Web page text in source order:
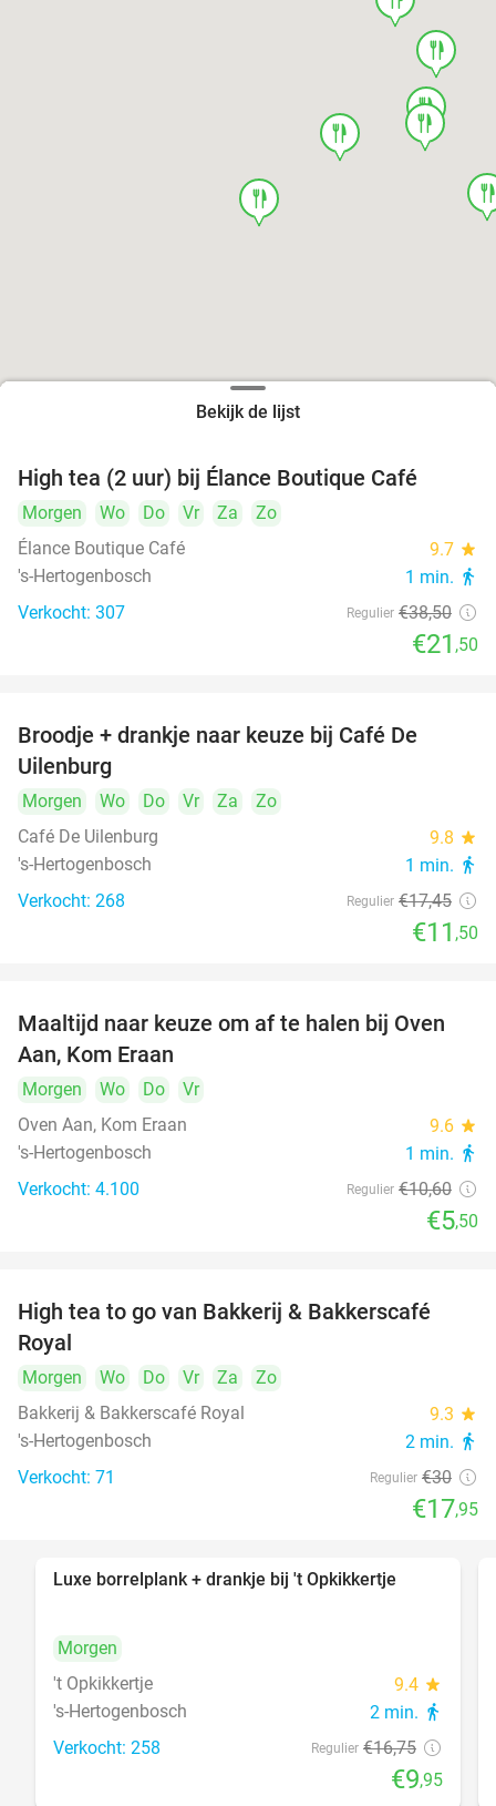
food
food
food
food
food
Bekijk de lijst
High tea (2 uur) bij Élance Boutique Café
Morgen Wo Do Vr Za
Zo
Élance Boutique Café
9.7 star
's-Hertogenbosch 1 min. directions_walk
Verkocht: 307 Regulier €38,50
€21 ,50
Broodje + drankje naar keuze bij Café De
Uilenburg
Morgen Wo Do Vr Za
Zo
Café De Uilenburg
9.8 star
's-Hertogenbosch 1 min. directions_walk
Verkocht: 268 Regulier €17,45
€11 ,50
48%
Maaltijd naar keuze om af te halen bij Oven
Aan, Kom Eraan
Morgen Wo Do
Vr
Oven Aan, Kom Eraan
9.6 star
's-Hertogenbosch 1 min. directions_walk
Verkocht: 4.100 Regulier €10,60
€5,50
40%
High tea to go van Bakkerij & Bakkerscafé
Royal
Morgen Wo Do Vr Za
Zo
Bakkerij & Bakkerscafé Royal
9.3 star
's-Hertogenbosch 2 min. directions_walk
Verkocht: 71 Regulier €30
€17,95
Luxe borrelplank + drankje bij 't Opkikkertje
Morgen
't Opkikkertje
9.4 star
's-Hertogenbosch 2 min. directions_walk
Verkocht: 258 Regulier €16,75
€9,95